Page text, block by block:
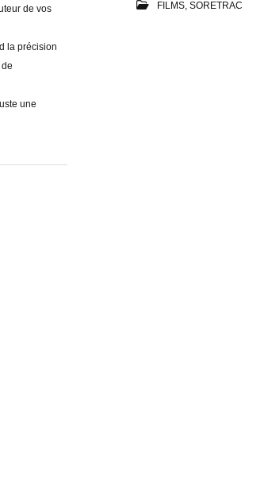
FILMS,SORETRAC
de vos
la précision
une